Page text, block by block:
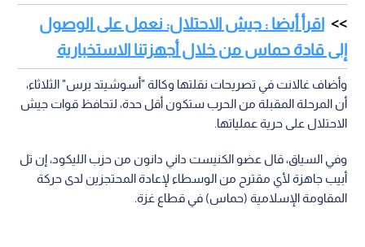
اقرأ أيضا : جيش الاحتلال: نعمل على الوصول
إلى قادة حماس من خلال أجهزتنا الاستخبارية
وأضاف غالانت في تصريحات نقلتها وكالة "أسوشيتد برس" الثلاثاء،
أن المرحلة المقبلة من الحرب ستكون أقل حدة، لتحافظ قوات جيش
الاحتلال على حرية عملياتها.
وفي السياق، قال عضو الكنيست داني دانون من حزب الليكود، إن تل
أبيب جاهزة لأي مقترح من الوسطاء لإعادة المحتجزين لدى حركة
المقاومة الإسلامية (حماس) في قطاع غزة.